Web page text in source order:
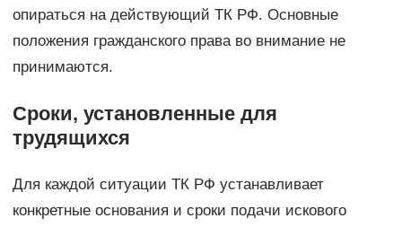
опираться на действующий ТК РФ. Основные
положения гражданского права во внимание не
принимаются.
Сроки, установленные для
трудящихся
Для каждой ситуации ТК РФ устанавливает
конкретные основания и сроки подачи искового